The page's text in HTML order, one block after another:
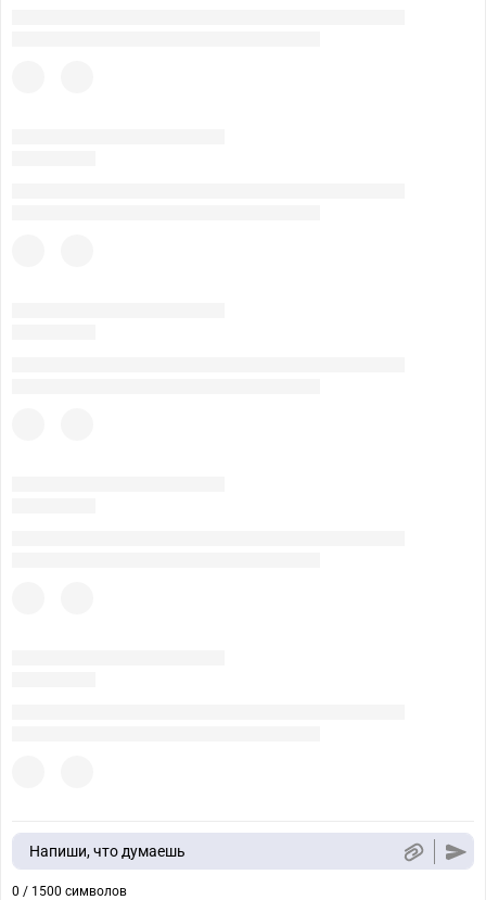
Напиши, что думаешь
0 / 1500 символов